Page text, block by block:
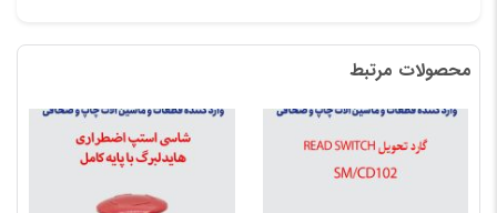
محصولات مرتبط